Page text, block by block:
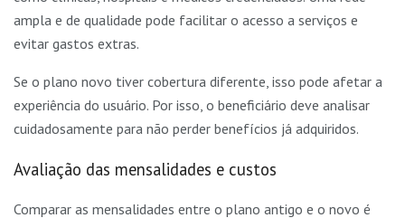
ampla e de qualidade pode facilitar o acesso a serviços e
evitar gastos extras.
Se o plano novo tiver cobertura diferente, isso pode afetar a
experiência do usuário. Por isso, o beneficiário deve analisar
cuidadosamente para não perder benefícios já adquiridos.
Avaliação das mensalidades e custos
Comparar as mensalidades entre o plano antigo e o novo é